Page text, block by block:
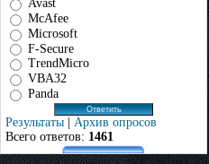
Avast
McAfee
Microsoft
F-Secure
TrendMicro
VBA32
Panda
Результаты | Архив опросов
Всего ответов: 1461